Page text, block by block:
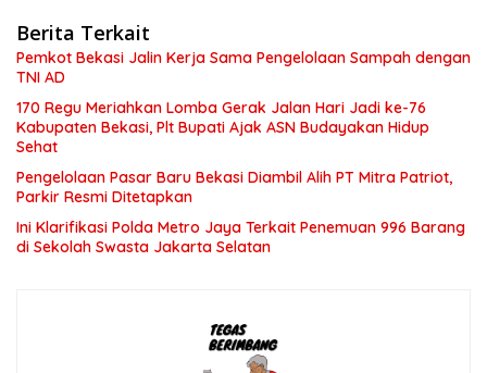
Berita Terkait
Pemkot Bekasi Jalin Kerja Sama Pengelolaan Sampah dengan
TNI AD
170 Regu Meriahkan Lomba Gerak Jalan Hari Jadi ke-76
Kabupaten Bekasi, Plt Bupati Ajak ASN Budayakan Hidup
Sehat
Pengelolaan Pasar Baru Bekasi Diambil Alih PT Mitra Patriot,
Parkir Resmi Ditetapkan
Ini Klarifikasi Polda Metro Jaya Terkait Penemuan 996 Barang
di Sekolah Swasta Jakarta Selatan